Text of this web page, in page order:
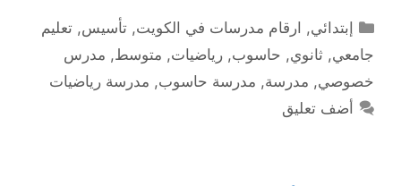
التصنيفات
إبتدائي, ارقام مدرسات في الكويت,تأسيس,تعليم
جامعي, ثانوي, حاسوب, رياضيات, متوسط, مدرس
خصوصي, مدرسة, مدرسة حاسوب, مدرسة رياضيات
أضف تعليق